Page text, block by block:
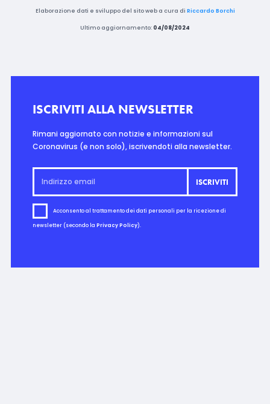
Elaborazione dati e sviluppo del sito web a cura di Riccardo Borchi
Ultimo aggiornamento: 04/08/2024
ISCRIVITI ALLA NEWSLETTER
Rimani aggiornato con notizie e informazioni sul
Coronavirus (e non solo), iscrivendoti alla newsletter.
Acconsento al trattamento dei dati personali per la ricezione di
newsletter (secondo la Privacy Policy).